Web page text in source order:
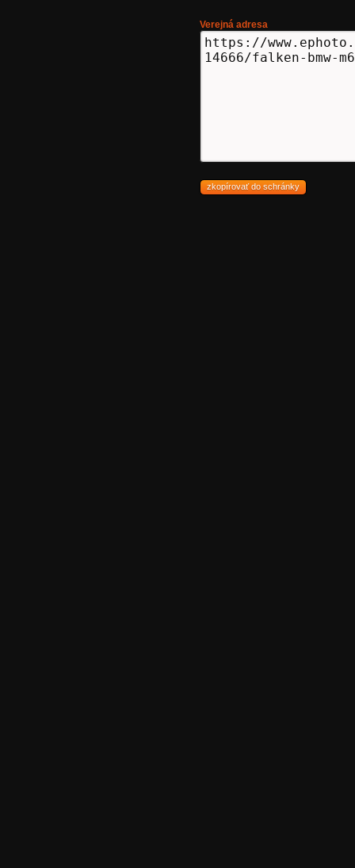
Verejná adresa
zkopírovať do schránky